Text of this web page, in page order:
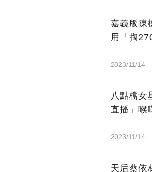
嘉義版陳
用「掏
2023/11/14
八點檔女
直播」喉
2023/11/14
天后蔡依